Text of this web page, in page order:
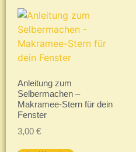
Anleitung zum
Selbermachen –
Makramee-Stern für dein
Fenster
3,00 €